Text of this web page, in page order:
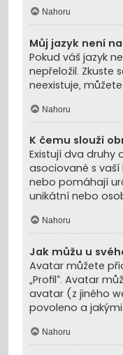
Nahoru
Můj jazyk není
Pokud váš jazyk
nepřeložil. Zkuste
neexistuje,
Nahoru
K čemu slouží
Existují dva druhy
asociované s vaší
nebo pomáhají
unikátní nebo
Nahoru
Jak můžu u
Avatar můžete
„Profil“. Avatar
avatar (z jiného
povoleno a
Nahoru